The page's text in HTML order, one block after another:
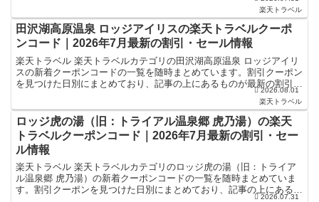
ポンになります。ホテル・旅館宿泊の予約などで使える...
楽天トラベル
田沢湖高原温泉 ロッジアイリスの楽天トラベルクーポ
ンコード｜2026年7月最新の割引・セール情報
楽天トラベル 楽天トラベルカテゴリの田沢湖高原温泉 ロッジアイリ
スの新着クーポンコードの一覧を随時まとめています。割引クーポン
を見つけた日別にまとめており、記事の上にあるものが最新の割引ク
ーポンになります。ホテル・旅館宿泊の予約などで使える...2026.08.01
楽天トラベル
ロッジ虎の湯（旧：トライアル温泉郷 虎乃湯）の楽天
トラベルクーポンコード｜2026年7月最新の割引・セー
ル情報
楽天トラベル 楽天トラベルカテゴリのロッジ虎の湯（旧：トライア
ル温泉郷 虎乃湯）の新着クーポンコードの一覧を随時まとめていま
す。割引クーポンを見つけた日別にまとめており、記事の上にあるも
2026.07.31